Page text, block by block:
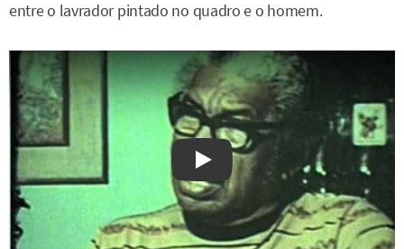
entre o lavrador pintado no quadro e o homem.
Watch on YouTube